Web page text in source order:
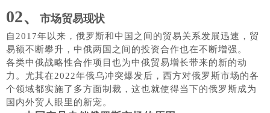
02、 市场贸易现状
自2017年以来，俄罗斯和中国之间的贸易关系发展迅速，贸
易额不断攀升，中俄两国之间的投资合作也在不断增强。
各类中俄战略性合作项目也为中俄贸易增长带来的新的动
力。尤其在2022年俄乌冲突爆发后，西方对俄罗斯市场的各
个领域都实施了多方面制裁，这也就使得当下的俄罗斯成为
国内外贸人眼里的新宠。